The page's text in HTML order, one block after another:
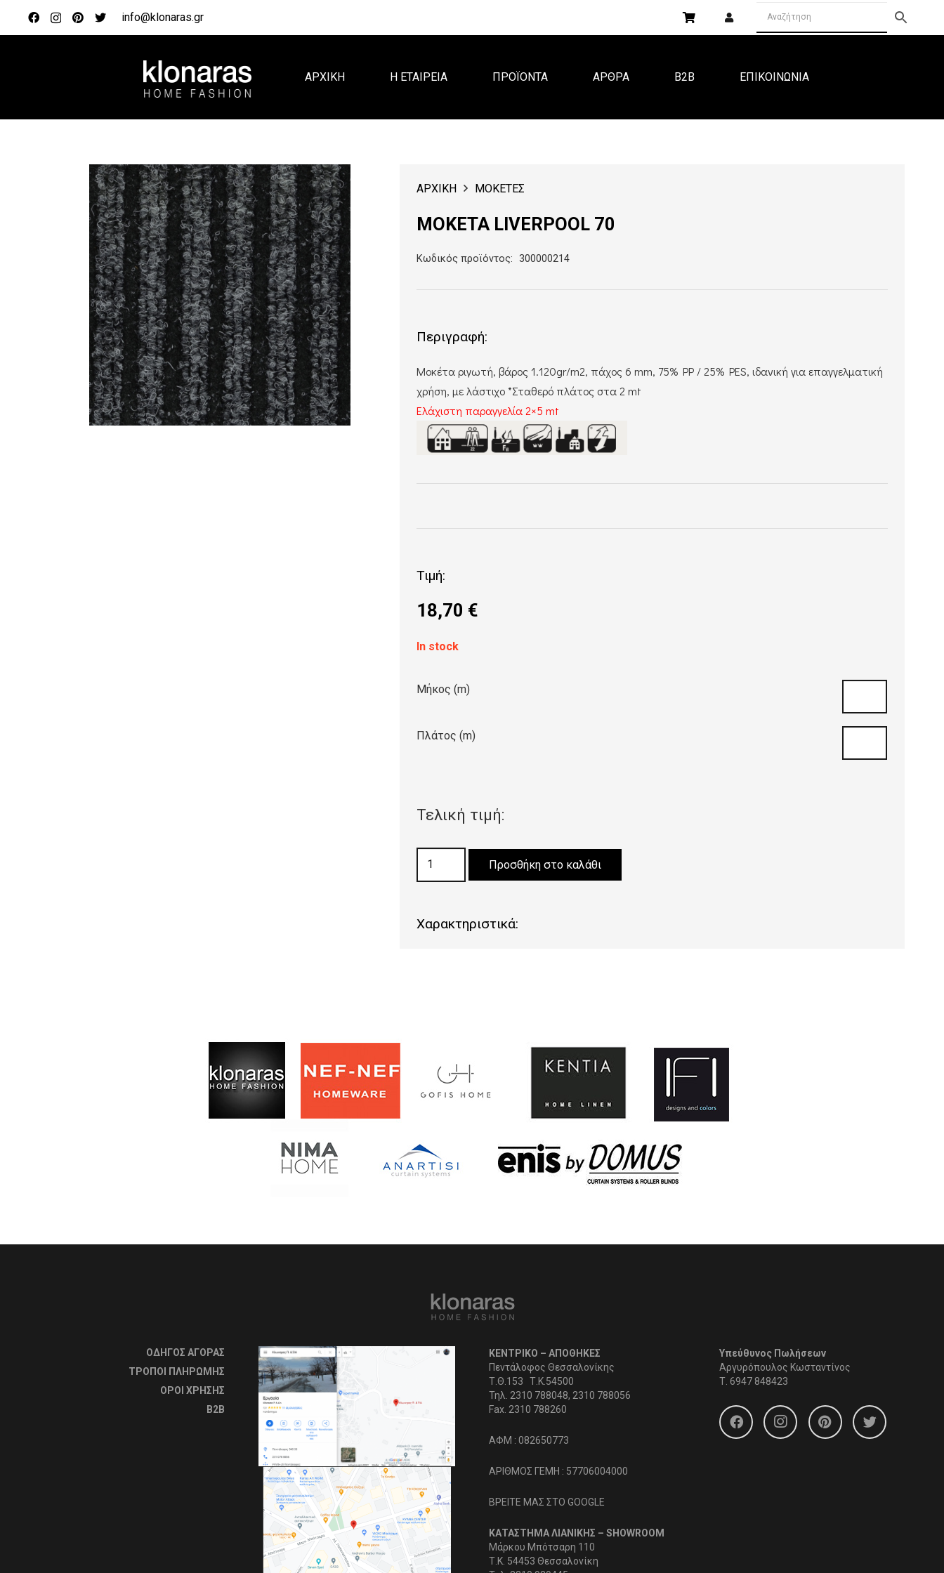
info@klonaras.gr
ΑΡΧΙΚΗ Η ΕΤΑΙΡΕΙΑ ΠΡΟΪΟΝΤΑ ΑΡΘΡΑ B2B ΕΠΙΚΟΙΝΩΝΙΑ
ΑΡΧΙΚΗ ΜΟΚΕΤΕΣ
ΜΟΚΕΤΑ LIVERPOOL 70
Κωδικός προϊόντος: 300000214
Περιγραφή:
Μοκέτα ριγωτή, βάρος 1.120gr/m2, πάχος 6 mm, 75% PP / 25% PES, ιδανική για επαγγελματική
χρήση, με λάστιχο *Σταθερό πλάτος στα 2 mt
Ελάχιστη παραγγελία 2×5 mt
Τιμή:
18,70 €
In stock
Μήκος (m)
Πλάτος (m)
Τελική τιμή:
ΜΟΚΕΤΑ
Προσθήκη στο καλάθι
Χαρακτηριστικά:
ΟΔΗΓΟΣ ΑΓΟΡΑΣ
ΤΡΟΠΟΙ ΠΛΗΡΩΜΗΣ
OΡΟΙ ΧΡΗΣΗΣ
B2B
ΚΕΝΤΡΙΚΟ – ΑΠΟΘΗΚΕΣ
Πεντάλοφος Θεσσαλονίκης
Τ.Θ.153 Τ.Κ.54500
Τηλ. 2310 788048, 2310 788056
Fax. 2310 788260
ΑΦΜ : 082650773
ΑΡΙΘΜΟΣ ΓΕΜΗ : 57706004000
ΒΡΕΙΤΕ ΜΑΣ ΣΤΟ GOOGLE
ΚΑΤΑΣΤΗΜΑ ΛΙΑΝΙΚΗΣ – SHOWROOM
Μάρκου Μπότσαρη 110
Τ.Κ. 54453 Θεσσαλονίκη
Υπεύθυνος Πωλήσεων
Αργυρόπουλος Κωσταντίνος
Τ. 6947 848423